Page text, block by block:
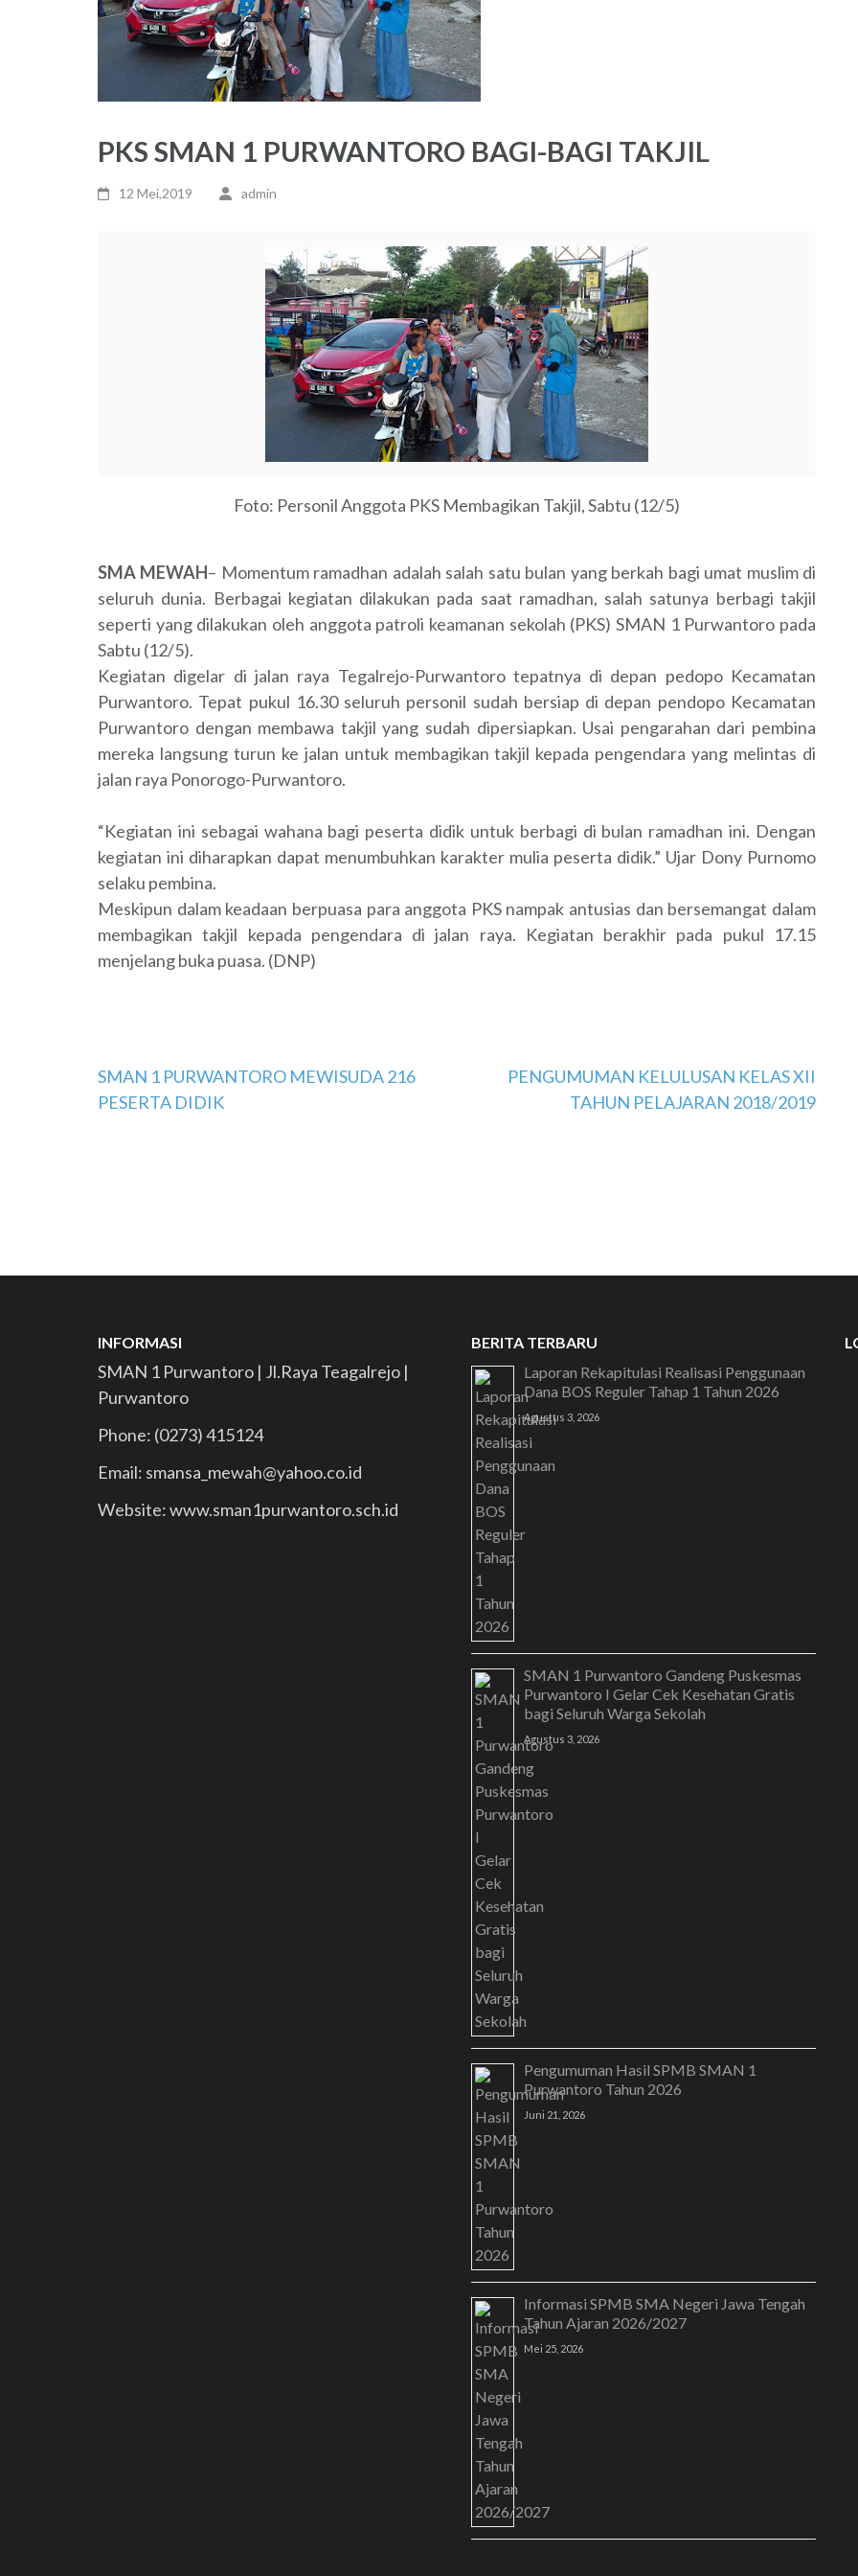
PKS SMAN 1 PURWANTORO BAGI-BAGI TAKJIL
12 Mei,2019 admin
Foto: Personil Anggota PKS Membagikan Takjil, Sabtu (12/5)
SMA MEWAH– Momentum ramadhan adalah salah satu bulan yang berkah bagi umat muslim di
seluruh dunia. Berbagai kegiatan dilakukan pada saat ramadhan, salah satunya berbagi takjil
seperti yang dilakukan oleh anggota patroli keamanan sekolah (PKS) SMAN 1 Purwantoro pada
Sabtu (12/5).
Kegiatan digelar di jalan raya Tegalrejo-Purwantoro tepatnya di depan pedopo Kecamatan
Purwantoro. Tepat pukul 16.30 seluruh personil sudah bersiap di depan pendopo Kecamatan
Purwantoro dengan membawa takjil yang sudah dipersiapkan. Usai pengarahan dari pembina
mereka langsung turun ke jalan untuk membagikan takjil kepada pengendara yang melintas di
jalan raya Ponorogo-Purwantoro.
“Kegiatan ini sebagai wahana bagi peserta didik untuk berbagi di bulan ramadhan ini. Dengan
kegiatan ini diharapkan dapat menumbuhkan karakter mulia peserta didik.” Ujar Dony Purnomo
selaku pembina.
Meskipun dalam keadaan berpuasa para anggota PKS nampak antusias dan bersemangat dalam
membagikan takjil kepada pengendara di jalan raya. Kegiatan berakhir pada pukul 17.15
menjelang buka puasa. (DNP)
Navigasi
pos
SMAN 1 PURWANTORO MEWISUDA 216
PESERTA DIDIK
PENGUMUMAN KELULUSAN KELAS XII
TAHUN PELAJARAN 2018/2019
SELAMAT DATANG DI
INFORMASI
SMAN 1 Purwantoro | Jl.Raya Teagalrejo |
Purwantoro
Phone: (0273) 415124
Email: smansa_mewah@yahoo.co.id
Website: www.sman1purwantoro.sch.id
BERITA TERBARU
Laporan Rekapitulasi Realisasi Penggunaan
Dana BOS Reguler Tahap 1 Tahun 2026
Agustus 3, 2026
SMAN 1 Purwantoro Gandeng Puskesmas
Purwantoro I Gelar Cek Kesehatan Gratis
bagi Seluruh Warga Sekolah
Agustus 3, 2026
Pengumuman Hasil SPMB SMAN 1
Purwantoro Tahun 2026
Juni 21, 2026
Informasi SPMB SMA Negeri Jawa Tengah
Tahun Ajaran 2026/2027
Mei 25, 2026